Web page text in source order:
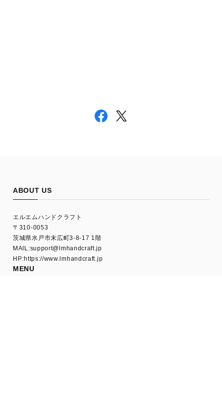
ABOUT US
エルエムハンドクラフト
〒310-0053
茨城県水戸市末広町3-8-17 1階
MAIL:support@lmhandcraft.jp
HP:https://www.lmhandcraft.jp
MENU